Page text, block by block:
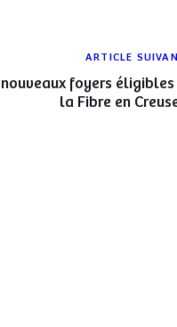
ARTICLE
foyers
la Fibre en